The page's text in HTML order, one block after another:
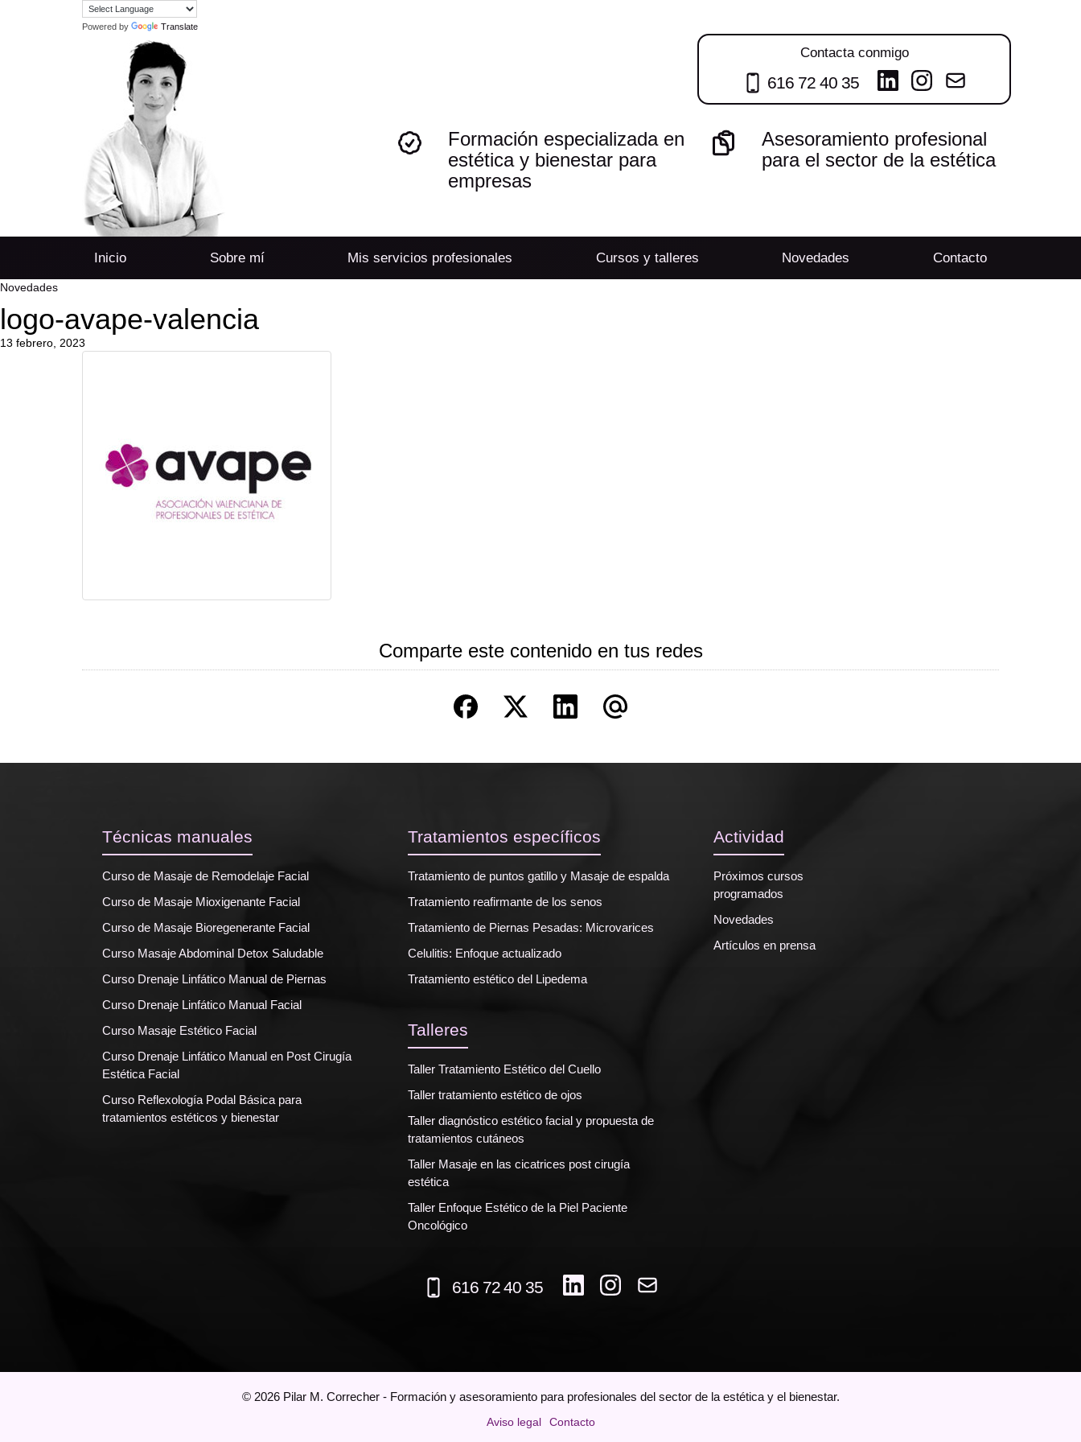
Powered by Translate
Contacta conmigo
616 72 40 35
Formación especializada en
estética y bienestar para
empresas
Asesoramiento profesional
para el sector de la estética
Inicio Sobre mí Mis servicios profesionales Cursos y talleres Novedades Contacto
Novedades
logo-avape-valencia
13 febrero, 2023
Comparte este contenido en tus redes
Técnicas manuales
Curso de Masaje de Remodelaje Facial
Curso de Masaje Mioxigenante Facial
Curso de Masaje Bioregenerante Facial
Curso Masaje Abdominal Detox Saludable
Curso Drenaje Linfático Manual de Piernas
Curso Drenaje Linfático Manual Facial
Curso Masaje Estético Facial
Curso Drenaje Linfático Manual en Post Cirugía
Estética Facial
Curso Reflexología Podal Básica para
tratamientos estéticos y bienestar
Tratamientos específicos
Tratamiento de puntos gatillo y Masaje de espalda
Tratamiento reafirmante de los senos
Tratamiento de Piernas Pesadas: Microvarices
Celulitis: Enfoque actualizado
Tratamiento estético del Lipedema
Talleres
Taller Tratamiento Estético del Cuello
Taller tratamiento estético de ojos
Taller diagnóstico estético facial y propuesta de
tratamientos cutáneos
Taller Masaje en las cicatrices post cirugía
estética
Taller Enfoque Estético de la Piel Paciente
Oncológico
Actividad
Próximos cursos
programados
Novedades
Artículos en prensa
616 72 40 35
© 2026Pilar M. Correcher - Formación y asesoramiento para profesionales del sector de la estética y el bienestar.
Aviso legal Contacto